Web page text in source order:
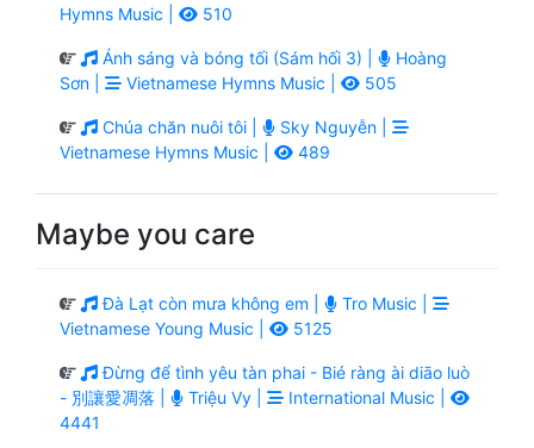
Hymns Music |
510
Ánh sáng và bóng tối (Sám hối 3) |
Hoàng
Sơn |
Vietnamese Hymns Music | 505
Chúa chăn nuôi tôi |
Sky Nguyễn |
Vietnamese Hymns Music |
489
Maybe you care
Đà Lạt còn mưa không em |
Tro Music |
Vietnamese Young Music |
5125
Đừng để tình yêu tàn phai - Bié ràng ài diāo luò
- 別讓愛凋落 |
Triệu Vy |
International Music |
4441